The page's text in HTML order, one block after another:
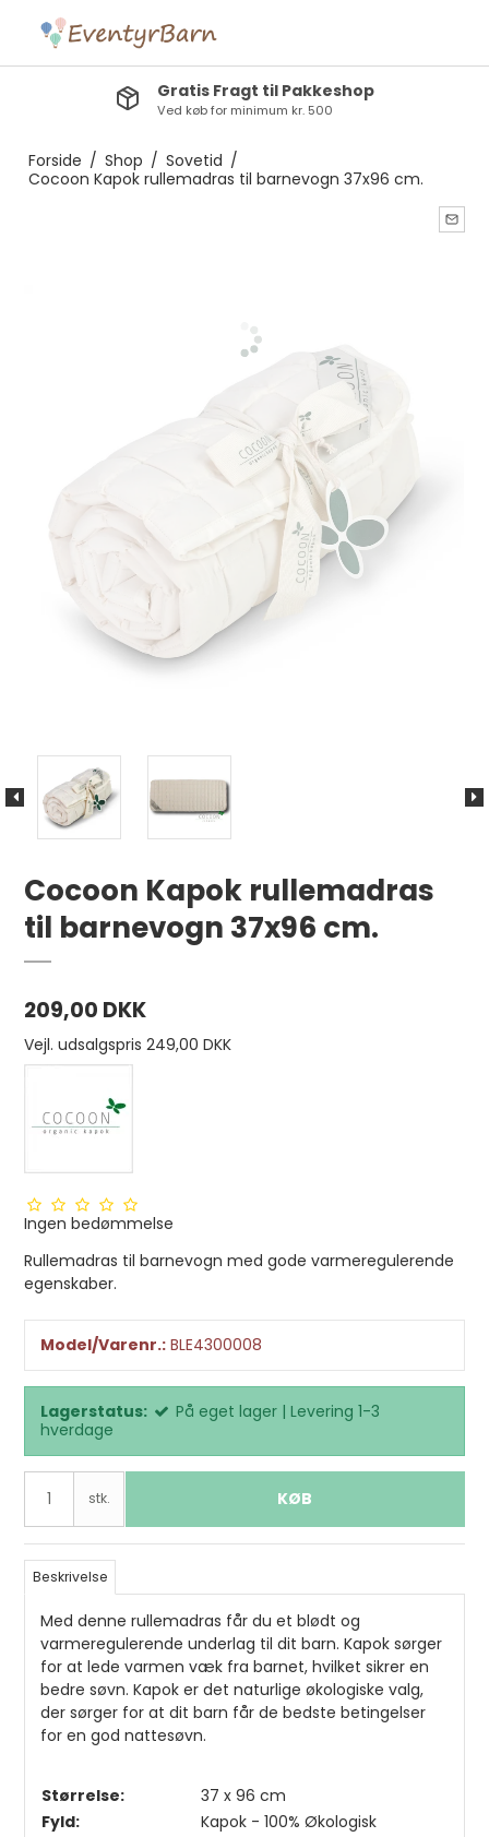
Gratis Fragt til Pakkeshop
Ved køb for minimum kr. 500
Forside / Shop / Sovetid /
Cocoon Kapok rullemadras til barnevogn 37x96 cm.
Cocoon Kapok rullemadras
til barnevogn 37x96 cm.
209,00 DKK
Vejl. udsalgspris 249,00 DKK
Ingen bedømmelse
Rullemadras til barnevogn med gode varmeregulerende
egenskaber.
Model/Varenr.: BLE4300008
Lagerstatus:
På eget lager | Levering 1-3
hverdage
stk. KØB
Beskrivelse
Med denne rullemadras får du et blødt og
varmeregulerende underlag til dit barn. Kapok sørger
for at lede varmen væk fra barnet, hvilket sikrer en
bedre søvn. Kapok er det naturlige økologiske valg,
der sørger for at dit barn får de bedste betingelser
for en god nattesøvn.
Størrelse:
37 x 96 cm
Fyld:
Kapok - 100% Økologisk